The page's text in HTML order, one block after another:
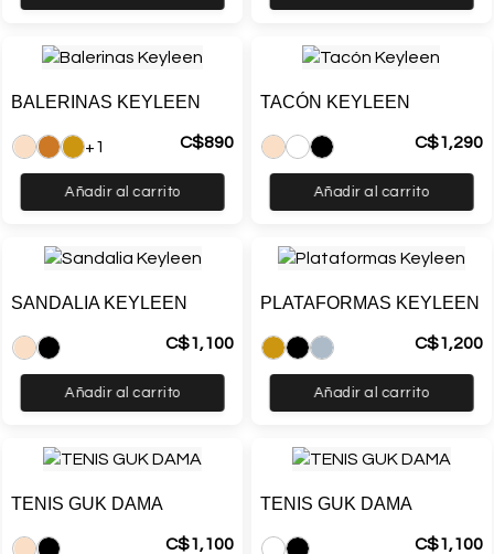
Añadir al carrito
BALERINAS KEYLEEN
+1 C$890
Añadir al carrito
TACÓN KEYLEEN
C$1,290
Añadir al carrito
SANDALIA KEYLEEN
C$1,100
Añadir al carrito
PLATAFORMAS KEYLEEN
C$1,200
TENIS GUK DAMA
C$1,100
TENIS GUK DAMA
C$1,100